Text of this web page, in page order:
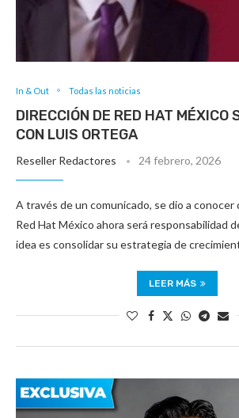
In & Out Todas las noticias
DIRECCIÓN DE RED HAT MÉXICO
CON LUIS ORTEGA
Reseller Redactores 24 febrero, 2026
A través de un comunicado, se dio a conocer
Red Hat México ahora será responsabilidad
idea es consolidar su estrategia de
LEER MÁS